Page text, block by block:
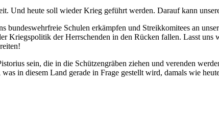
Und heute soll wieder Krieg geführt werden. Darauf kann
bundeswehrfreie Schulen erkämpfen und Streikkomitees an
Kriegspolitik der Herrschenden in den Rücken fallen. Lasst uns
sein, die in die Schützengräben ziehen und verenden
in diesem Land gerade in Frage gestellt wird, damals wie